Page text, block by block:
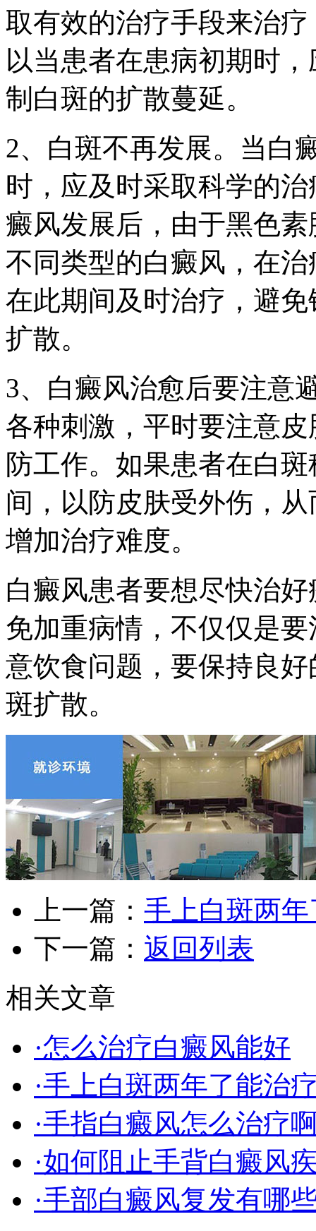
取有效的治疗手段来治
以当患者在患病初期时
制白斑的扩散蔓延。
2、白斑不再发展。当白
时，应及时采取科学的
癜风发展后，由于黑色
不同类型的白癜风，在
在此期间及时治疗，避
扩散。
3、白癜风治愈后要注意
各种刺激，平时要注意
防工作。如果患者在白
间，以防皮肤受外伤，
增加治疗难度。
白癜风患者要想尽快治
免加重病情，不仅仅是
意饮食问题，要保持良
斑扩散。
上一篇： 手上白斑两
下一篇： 返回列表
相关文章
·怎么治疗白癜风能好
·手上白斑两年了能治
·手指白癜风怎么治疗
·如何阻止手背白癜风
·手部白癜风复发有哪